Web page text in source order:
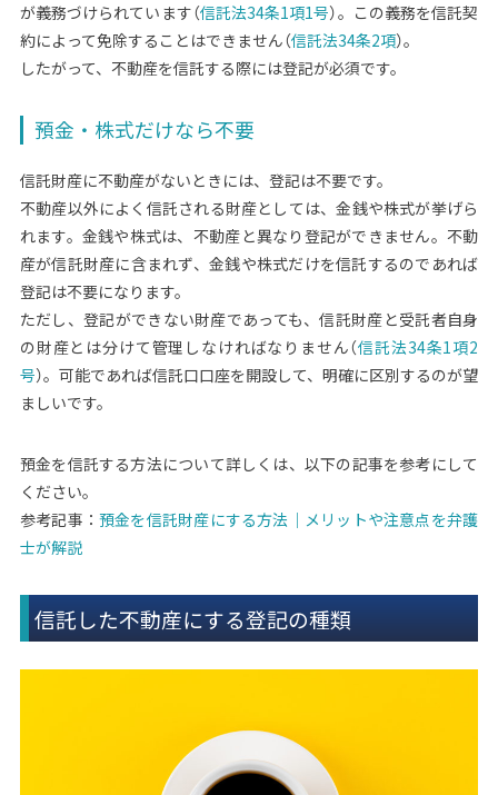
が義務づけられています（信託法34条1項1号）。この義務を信託契
約によって免除することはできません（信託法34条2項）。
したがって、不動産を信託する際には登記が必須です。
預金・株式だけなら不要
信託財産に不動産がないときには、登記は不要です。
不動産以外によく信託される財産としては、金銭や株式が挙げら
れます。金銭や株式は、不動産と異なり登記ができません。不動
産が信託財産に含まれず、金銭や株式だけを信託するのであれば
登記は不要になります。
ただし、登記ができない財産であっても、信託財産と受託者自身
の財産とは分けて管理しなければなりません（信託法34条1項2
号）。可能であれば信託口口座を開設して、明確に区別するのが望
ましいです。
預金を信託する方法について詳しくは、以下の記事を参考にして
ください。
参考記事：預金を信託財産にする方法｜メリットや注意点を弁護
士が解説
信託した不動産にする登記の種類